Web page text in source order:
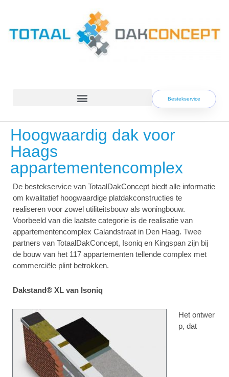
content
Bestekservice
Hoogwaardig dak voor
Haags
appartementencomplex
De bestekservice van TotaalDakConcept biedt alle informatie
om kwalitatief hoogwaardige platdakconstructies te
realiseren voor zowel utiliteitsbouw als woningbouw.
Voorbeeld van die laatste categorie is de realisatie van
appartementencomplex Calandstraat in Den Haag. Twee
partners van TotaalDakConcept, Isoniq en Kingspan zijn bij
de bouw van het 117 appartementen tellende complex met
commerciële plint betrokken.
Dakstand® XL van Isoniq
Het ontwer
p, dat